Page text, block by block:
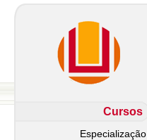
Cursos
Especialização